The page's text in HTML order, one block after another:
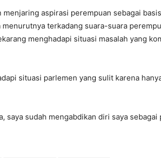
menjaring aspirasi perempuan sebagai
terkadang suara-suara
menghadapi situasi masalah yang
situasi parlemen yang sulit karena
saya sudah mengabdikan diri saya sebagai